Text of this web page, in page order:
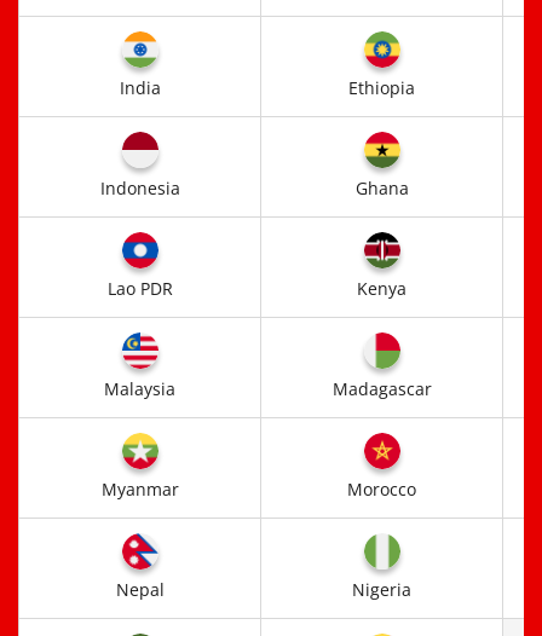
India Ethiopia
Indonesia Ghana
Lao PDR Kenya
Malaysia Madagascar
Myanmar Morocco
Nepal Nigeria